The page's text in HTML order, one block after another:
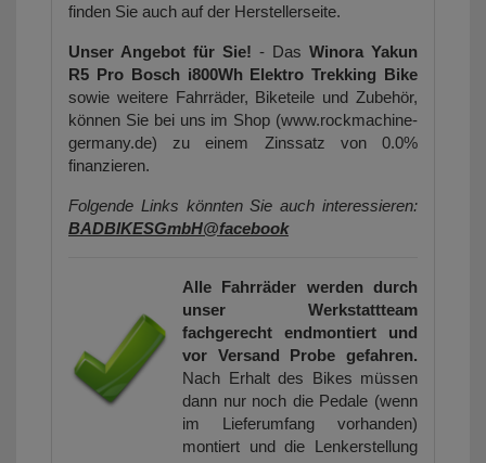
finden Sie auch auf der Herstellerseite.
Unser Angebot für Sie! - Das Winora Yakun
R5 Pro Bosch i800Wh Elektro Trekking Bike
sowie weitere Fahrräder, Biketeile und Zubehör,
können Sie bei uns im Shop (www.rockmachine-
germany.de) zu einem Zinssatz von 0.0%
finanzieren.
Folgende Links könnten Sie auch interessieren:
BADBIKESGmbH@facebook
Alle Fahrräder werden durch
unser Werkstattteam
fachgerecht endmontiert und
vor Versand Probe gefahren.
Nach Erhalt des Bikes müssen
dann nur noch die Pedale (wenn
im Lieferumfang vorhanden)
montiert und die Lenkerstellung